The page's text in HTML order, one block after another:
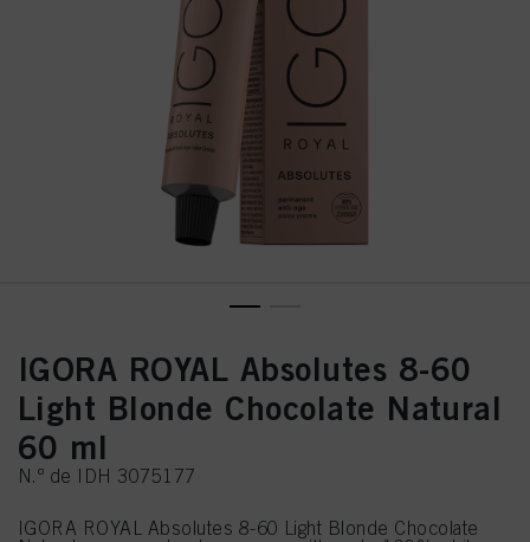
IGORA ROYAL Absolutes 8-60
Light Blonde Chocolate Natural
60 ml
N.º de IDH 3075177
IGORA ROYAL Absolutes 8-60 Light Blonde Chocolate